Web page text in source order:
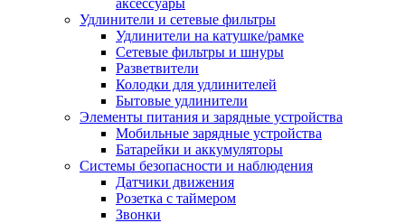
Удлинители и сетевые фильтры
Удлинители на катушке/рамке
Сетевые фильтры и шнуры
Разветвители
Колодки для удлинителей
Бытовые удлинители
Элементы питания и зарядные устройства
Мобильные зарядные устройства
Батарейки и аккумуляторы
Системы безопасности и наблюдения
Датчики движения
Розетка с таймером
Звонки